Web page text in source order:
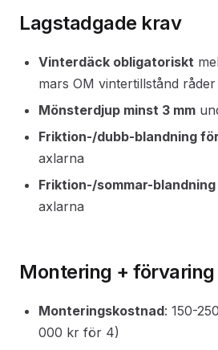
Lagstadgade krav
Vinterdäck obligatoriskt
mars OM vintertillstånd
Mönsterdjup minst 3 mm
Friktion-/dubb-blandning
axlarna
Friktion-/sommar-
axlarna
Montering + förvaring
Monteringskostnad: 150-
000 kr för 4)